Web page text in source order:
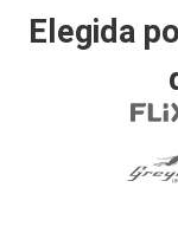
Elegida